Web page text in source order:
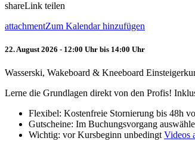
shareLink teilen
attachmentZum Kalendar hinzufügen
22. August 2026 - 12:00 Uhr bis 14:00 Uhr
Wasserski, Wakeboard & Kneeboard
Lerne die Grundlagen direkt von den Profis!
Flexibel: Kostenfreie Stornierung bis 48h
Gutscheine: Im Buchungsvorgang
Wichtig: vor Kursbeginn unbedingtVideos